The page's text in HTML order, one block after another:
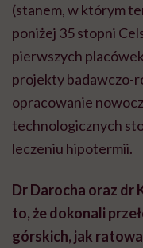
(stanem, w którym
poniżej 35 stopni
pierwszych
projekty badawczo-
opracowanie
technologicznych
leczeniu hipotermii.
Dr Darocha oraz dr
to, że dokonali
górskich, jak